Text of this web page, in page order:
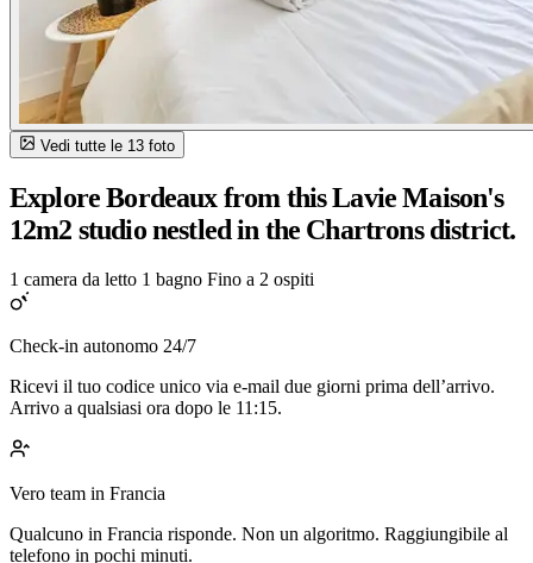
Vedi tutte le 13 foto
Explore Bordeaux from this Lavie Maison's
12m2 studio nestled in the Chartrons district.
1 camera da letto 1 bagno Fino a 2 ospiti
Check-in autonomo 24/7
Ricevi il tuo codice unico via e-mail due giorni prima dell’arrivo.
Arrivo a qualsiasi ora dopo le 11:15.
Vero team in Francia
Qualcuno in Francia risponde. Non un algoritmo. Raggiungibile al
telefono in pochi minuti.